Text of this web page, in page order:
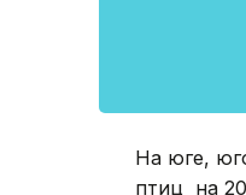
На юге,
птиц на